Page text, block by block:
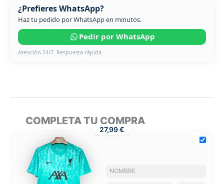
¿Prefieres WhatsApp?
Haz tu pedido por WhatsApp en minutos.
Pedir por WhatsApp
Atención 24/7. Respuesta rápida.
COMPLETA TU COMPRA
27,99 €